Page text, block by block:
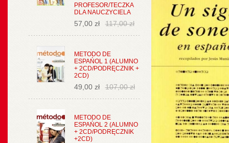
PROFESOR/TECZKA
DLA NAUCZYCIELA
57,00 zł 117,00 zł
METODO DE
ESPAŃOL 1 (ALUMNO
+ 2CD/PODRĘCZNIK +
2CD)
49,00 zł 107,00 zł
METODO DE
ESPAŃOL 2 (ALUMNO
+ 2CD/PODRĘCZNIK
+2CD)